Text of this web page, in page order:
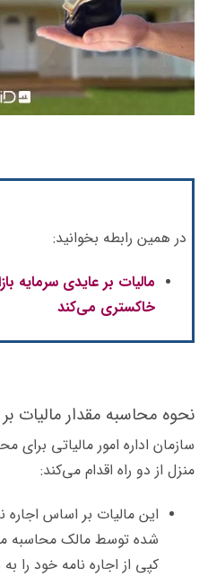
در همین رابطه بخوانید:
مالیات بر عایدی سرمایه
خاکستری می‌کند
نحوه محاسبه مقدار مالیات بر
سازمان اداره امور مالیاتی برای
منزل از دو راه اقدام می‌کند:
این مالیات بر اساس اجاره
شده توسط مالک محاسبه
کپی از اجاره نامه خود را